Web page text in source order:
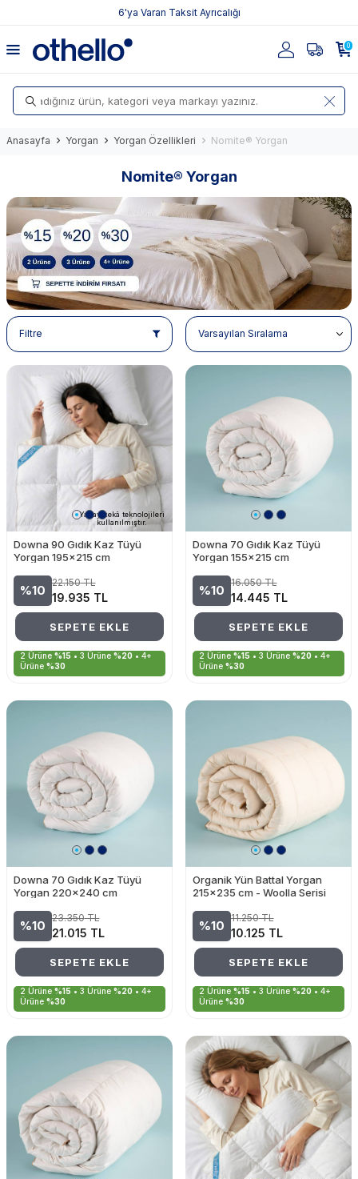
6'ya Varan Taksit Ayrıcalığı
0
Anasayfa Yorgan Yorgan Özellikleri Nomite® Yorgan
Nomite® Yorgan
Filtre
Yapay zekâ teknolojileri
kullanılmıştır.
Downa 90 Gıdık Kaz Tüyü
Yorgan 195x215 cm
%10
22.150TL
19.935 TL
SEPETE EKLE
2 Ürüne %15 • 3 Ürüne %20 • 4+
Ürüne %30
Downa 70 Gıdık Kaz Tüyü
Yorgan 155x215 cm
%10
16.050TL
14.445 TL
SEPETE EKLE
2 Ürüne %15 • 3 Ürüne %20 • 4+
Ürüne %30
Downa 70 Gıdık Kaz Tüyü
Yorgan 220x240 cm
%10
23.350TL
21.015 TL
SEPETE EKLE
2 Ürüne %15 • 3 Ürüne %20 • 4+
Ürüne %30
Organik Yün Battal Yorgan
215x235 cm - Woolla Serisi
%10
11.250TL
10.125 TL
SEPETE EKLE
2 Ürüne %15 • 3 Ürüne %20 • 4+
Ürüne %30